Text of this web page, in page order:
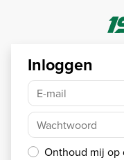
Inloggen
E-mail
Wachtwoord
Onthoud mij op